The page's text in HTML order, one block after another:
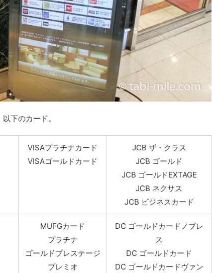
下のカード。
VISAプラチナカード
VISAゴールドカード
JCB ザ・クラス
JCB ゴールド
JCB ゴールドEXTAGE
JCB ネクサス
JCB ビジネスカード
MUFGカード
プラチナ
ゴールドプレステージ
プレミオ
DC ゴールドカードノブレ
ス
DC ゴールドカード
DC ゴールドカードヴァン